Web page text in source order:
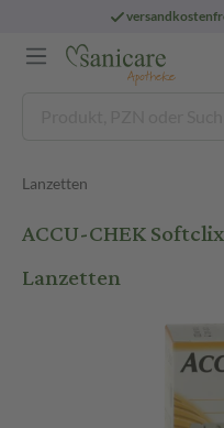
Lanzetten
ACCU-CHEK
Lanzetten